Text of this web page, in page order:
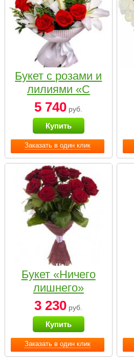
Заказать в один клик
Букет с розами и
лилиями «С
наилучшими
пожеланиями»
5 740 руб.
Купить
Заказать в один клик
Букет «Ничего
лишнего»
3 230 руб.
Купить